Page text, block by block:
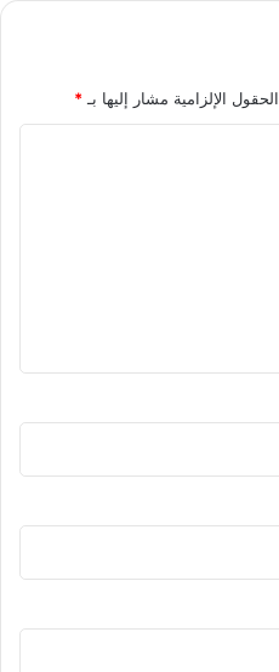
الحقول الإلزامية مشار إليها بـ *